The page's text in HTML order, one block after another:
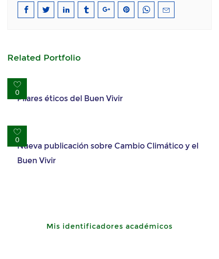
Related Portfolio
0Pilares éticos del Buen Vivir
0Nueva publicación sobre Cambio Climático y el
Buen Vivir
Mis identificadores académicos